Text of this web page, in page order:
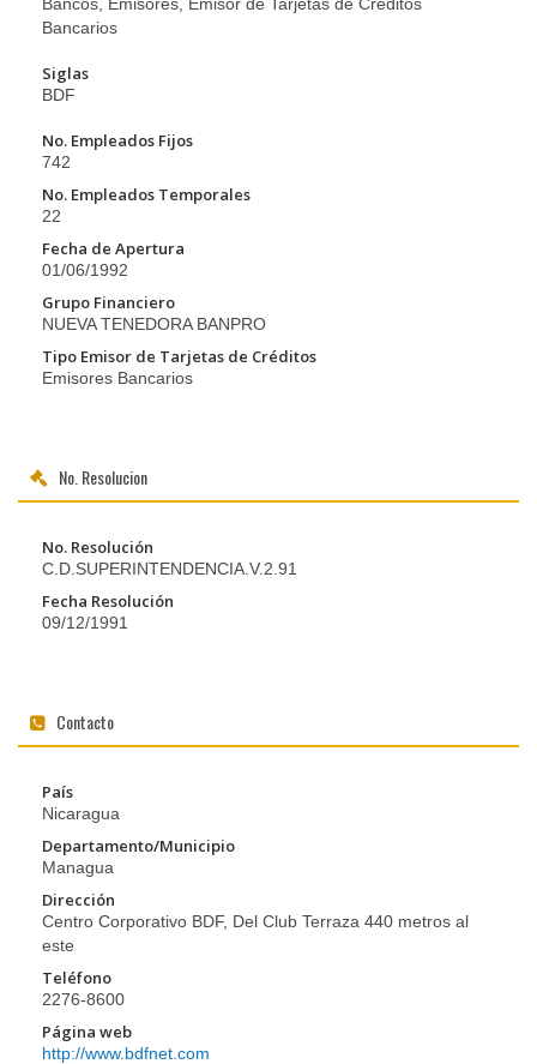
Bancarios
Siglas
BDF
No. Empleados Fijos
742
No. Empleados Temporales
22
Fecha de Apertura
01/06/1992
Grupo Financiero
NUEVA TENEDORA BANPRO
Tipo Emisor de Tarjetas de Créditos
Emisores Bancarios
No. Resolucion
No. Resolución
C.D.SUPERINTENDENCIA.V.2.91
Fecha Resolución
09/12/1991
Contacto
País
Nicaragua
Departamento/Municipio
Managua
Dirección
Centro Corporativo BDF, Del Club Terraza 440 metros al
este
Teléfono
2276-8600
Página web
http://www.bdfnet.com